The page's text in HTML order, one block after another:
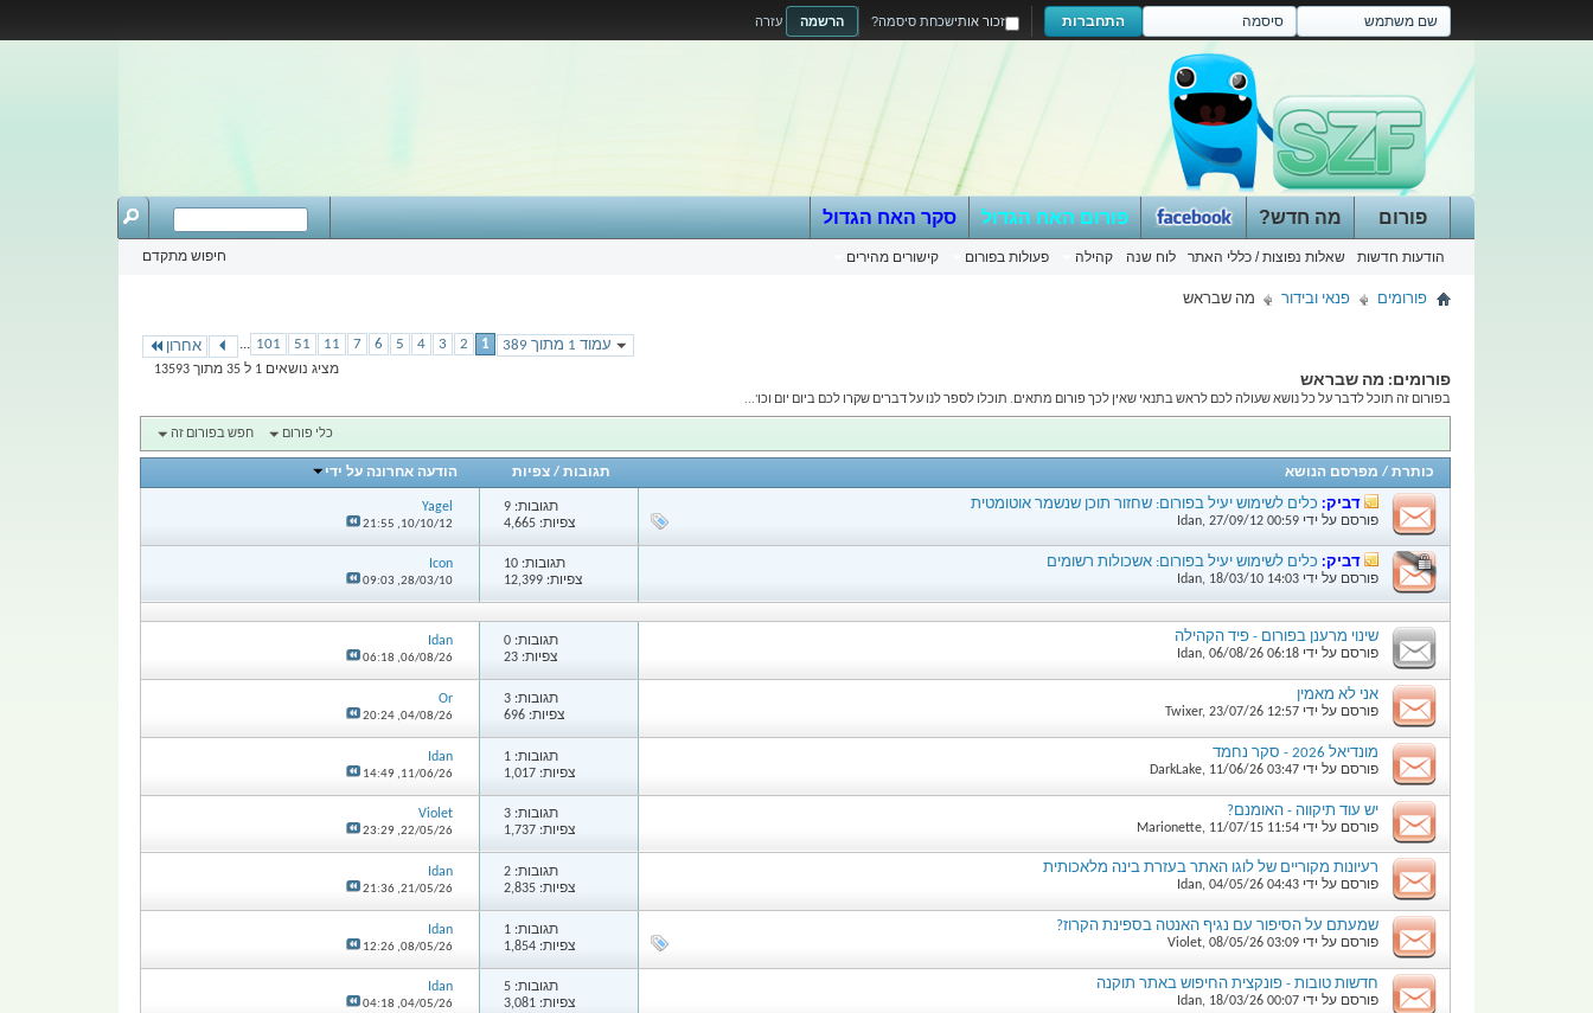
הרשמה עזרה התחברות זכור אותישכחת סיסמה?
פורום
הודעות חדשות שאלות נפוצות / כללי האתר לוח שנה קהילה פעולות בפורום קישורים מהירים
מה חדש? פורום האח הגדול סקר האח הגדול
חיפוש מתקדם
פורומים פנאי ובידור מה שבראש
עמוד 1 מתוך 389 1
2
3
4
5
6
7
11
51
101
... אחרון
מציג נושאים 1 ל 35 מתוך 13593
פורומים: מה שבראש
בפורום זה תוכל לדבר על כל נושא שעולה לכם לראש בתנאי שאין לכך פורום מתאים. תוכלו לספר לנו על דברים שקרו לכם ביום יום וכו'...
כלי פורום חפש בפורום זה
כותרת / מפרסם הנושא תגובות /צפיות הודעה אחרונה על ידי
דביק: כלים לשימוש יעיל בפורום: שחזור תוכן שנשמר אוטומטית
פורסם על ידי Idan, 27/09/12 00:59
תגובות: 9
צפיות: 4,665
Yagel
10/10/12,
21:55
דביק: כלים לשימוש יעיל בפורום: אשכולות רשומים
פורסם על ידי Idan, 18/03/10 14:03
תגובות: 10
צפיות: 12,399
Icon
28/03/10,
09:03
שינוי מרענן בפורום - פיד הקהילה
פורסם על ידי Idan, 06/08/26 06:18
תגובות: 0
צפיות: 23
Idan
06/08/26,
06:18
אני לא מאמין
פורסם על ידי Twixer, 23/07/26 12:57
תגובות: 3
צפיות: 696
Or
04/08/26,
20:24
מונדיאל 2026 - סקר נחמד
פורסם על ידי DarkLake, 11/06/26 03:47
תגובות: 1
צפיות: 1,017
Idan
11/06/26,
14:49
יש עוד תיקווה - האומנם?
פורסם על ידי Marionette, 11/07/15 11:54
תגובות: 3
צפיות: 1,737
Violet
22/05/26,
23:29
רעיונות מקוריים של לוגו האתר בעזרת בינה מלאכותית
פורסם על ידי Idan, 04/05/26 04:43
תגובות: 2
צפיות: 2,835
Idan
21/05/26,
21:36
שמעתם על הסיפור עם נגיף האנטה בספינת הקרוז?
פורסם על ידי Violet, 08/05/26 03:09
תגובות: 1
צפיות: 1,854
Idan
08/05/26,
12:26
חדשות טובות - פונקצית החיפוש באתר תוקנה
פורסם על ידי Idan, 18/03/26 00:07
תגובות: 5
צפיות: 3,081
Idan
04/05/26,
04:18